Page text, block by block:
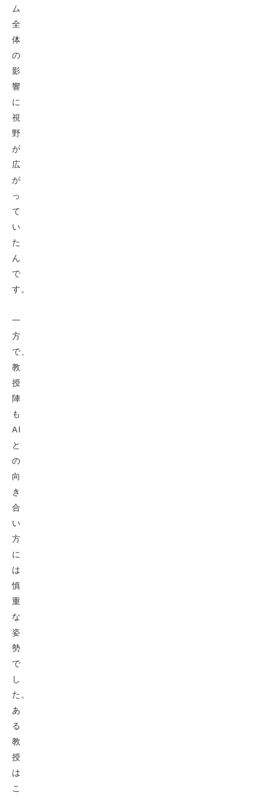
ム
全
体
の
影
響
に
視
野
が
広
が
っ
て
い
た
ん
で
す。
一
方
で、
教
授
陣
も
AI
と
の
向
き
合
い
方
に
は
慎
重
な
姿
勢
で
し
た。
あ
る
教
授
は
こ